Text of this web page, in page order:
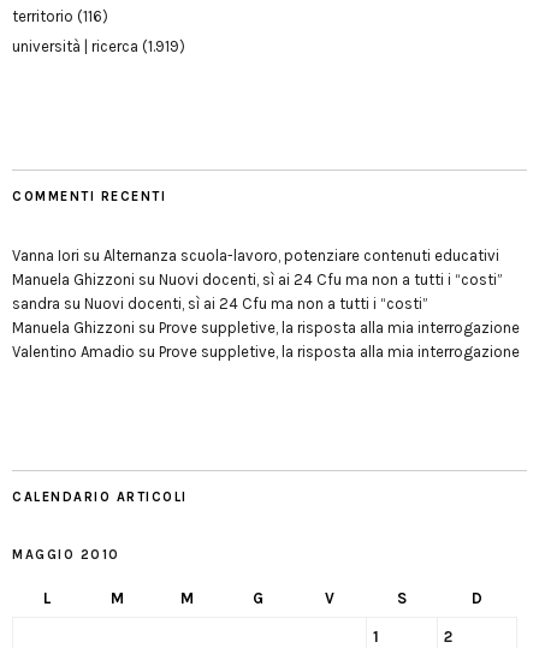
territorio (116)
università | ricerca (1.919)
COMMENTI RECENTI
Vanna Iori su Alternanza scuola-lavoro, potenziare contenuti educativi
Manuela Ghizzoni su Nuovi docenti, sì ai 24 Cfu ma non a tutti i “costi”
sandra su Nuovi docenti, sì ai 24 Cfu ma non a tutti i “costi”
Manuela Ghizzoni su Prove suppletive, la risposta alla mia interrogazione
Valentino Amadio su Prove suppletive, la risposta alla mia interrogazione
CALENDARIO ARTICOLI
MAGGIO 2010
L M M G V S D
1 2